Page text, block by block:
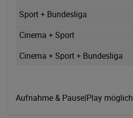
Sport + Bundesliga
Cinema + Sport
Cinema + Sport + Bundesliga
Aufnahme & Pause|Play möglich